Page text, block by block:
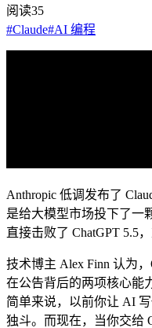
阅读35
#Claude#AI 编程
Anthropic 低调发布了
是给大模型市场投下了一
直接击败了 ChatGPT 5.5
技术博主 Alex Finn 认为
在公告背后的两项核心能
简单来说，以前你让 AI
独斗。而现在，当你交给